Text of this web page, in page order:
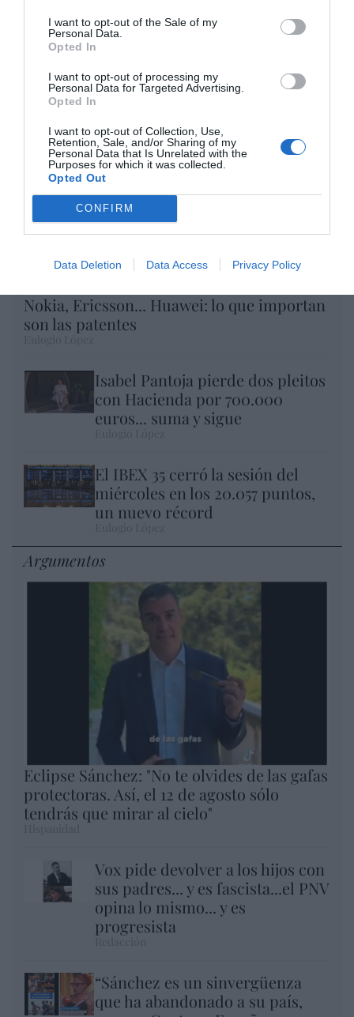
I want to opt-out of the Sale of my
Personal Data.
Opted In
I want to opt-out of processing my
Personal Data for Targeted Advertising.
Opted In
I want to opt-out of Collection, Use,
Retention, Sale, and/or Sharing of my
Personal Data that Is Unrelated with the
Purposes for which it was collected.
Opted Out
CONFIRM
Data Deletion Data Access Privacy Policy
Enormes minucias
por Eulogio López
Nokia, Ericsson... Huawei: lo que importan
son las patentes
Isabel Pantoja pierde dos pleitos
con Hacienda por 700.000
euros... suma y sigue
El IBEX 35 cerró la sesión del
miércoles en los 20.057 puntos,
un nuevo récord
Argumentos
Eclipse Sánchez: "No te olvides de las gafas
protectoras. Así, el 12 de agosto sólo
tendrás que mirar al cielo"
Vox pide devolver a los hijos con
sus padres... y es fascista...el PNV
opina lo mismo... y es
progresista
“Sánchez es un sinvergüenza
que ha abandonado a su país,